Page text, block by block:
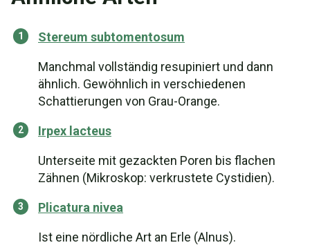
Stereum subtomentosum
Manchmal vollständig resupiniert und dann
ähnlich. Gewöhnlich in verschiedenen
Schattierungen von Grau-Orange.
Irpex lacteus
Unterseite mit gezackten Poren bis flachen
Zähnen (Mikroskop: verkrustete Cystidien).
Plicatura nivea
Ist eine nördliche Art an Erle (Alnus).